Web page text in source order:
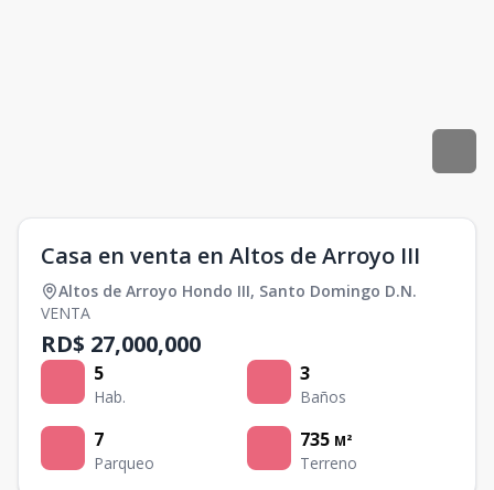
Casa en venta en Altos de Arroyo III
Altos de Arroyo Hondo III, Santo Domingo D.N.
VENTA
RD$ 27,000,000
5
Hab.
3
Baños
7
Parqueo
735 M²
Terreno